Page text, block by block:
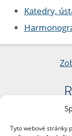
Tyto webové stránky
Katedry,